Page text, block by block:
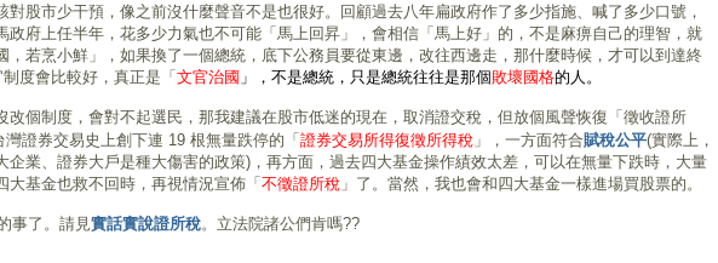
對股市少干預，像之前沒什麼聲音不是也很好。回顧過去八年扁政府作了多少指施、喊了多少口號，
政府上任半年，花多少力氣也不可能「馬上回昇」，會相信「馬上好」的，不是麻痹自己的理智，就
，若烹小鮮」，如果換了一個總統，底下公務員要從東邊，改往西邊走，那什麼時候，才可以到達終
度會比較好，真正是「文官治國 」，不是總統，只是總統往往是那個敗壞國格的人 。
改個制度，會對不起選民，那我建議在股市低迷的現在，取消證交稅，但放個風聲恢復「徵收證所
證券交易史上創下連 19 根無量跌停的「證券交易所得復徵所得稅 」 ，一方面符合賦稅公平(實際上，
企業、證券大戶是種大傷害的政策)，再方面，過去四大基金操作績效太差，可以在無量下跌時，大量
大基金也救不回時，再視情況宣佈「不徵證所稅 」了。當然，我也會和四大基金一樣進場買股票的。
事了。請見實話實說證所稅。立法院諸公們肯嗎??